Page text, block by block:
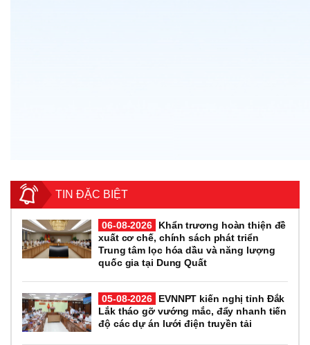
TIN ĐẶC BIỆT
06-08-2026
Khẩn trương hoàn thiện đề
xuất cơ chế, chính sách phát triển
Trung tâm lọc hóa dầu và năng lượng
quốc gia tại Dung Quất
05-08-2026
EVNNPT kiến nghị tỉnh Đắk
Lắk tháo gỡ vướng mắc, đẩy nhanh tiến
độ các dự án lưới điện truyền tải